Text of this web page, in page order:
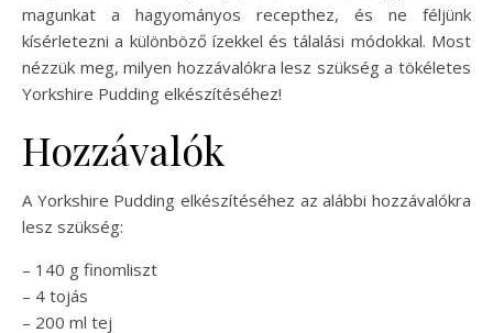
magunkat a hagyományos recepthez, és ne féljünk
kísérletezni a különböző ízekkel és tálalási módokkal. Most
nézzük meg, milyen hozzávalókra lesz szükség a tökéletes
Yorkshire Pudding elkészítéséhez!
Hozzávalók
A Yorkshire Pudding elkészítéséhez az alábbi hozzávalókra
lesz szükség:
– 140 g finomliszt
– 4 tojás
– 200 ml tej